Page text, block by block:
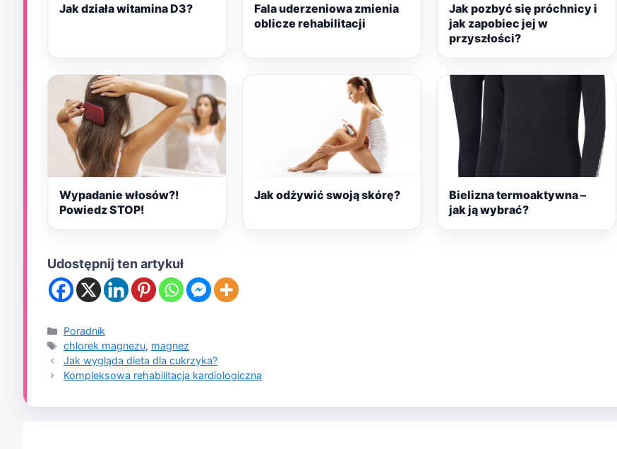
Jak działa witamina D3?
Fala uderzeniowa zmienia
oblicze rehabilitacji
Jak pozbyć się próchnicy i
jak zapobiec jej w
przyszłości?
Wypadanie włosów?!
Powiedz STOP!
Jak odżywić swoją skórę?
Bielizna termoaktywna –
jak ją wybrać?
Udostępnij ten artykuł
Kategorie
Poradnik
Tagi
chlorek magnezu, magnez
Jak wygląda dieta dla cukrzyka?
Kompleksowa rehabilitacja kardiologiczna